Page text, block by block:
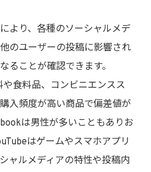
より、各種のソーシャルメデ
のユーザーの投稿に影響され
ることが確認できます。
食料品、コンビニエンスス
入頻度が高い商品で偏差値が
は男性が多いこともありお
はゲームやスマホアプリ
ャルメディアの特性や投稿内